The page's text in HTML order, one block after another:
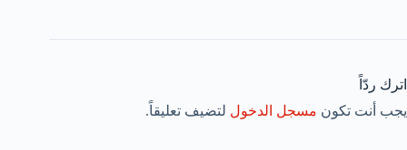
اترك ردّاً
يجب أنت تكون مسجل الدخول لتضيف تعليقاً.